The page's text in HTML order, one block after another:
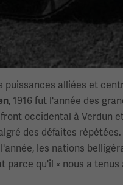
puissances alliées et
, 1916 fut l'année des
occidental à Verdun
des défaites
les nations
qu'il « nous a tenus